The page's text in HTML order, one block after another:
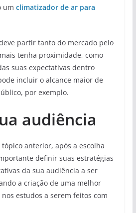
um climatizador de ar para
partir tanto do mercado pelo
tenha proximidade, como
suas expectativas dentro
incluir o alcance maior de
por exemplo.
audiência
anterior, após a escolha
definir suas estratégias
da sua audiência a ser
a criação de uma melhor
estudos a serem feitos com